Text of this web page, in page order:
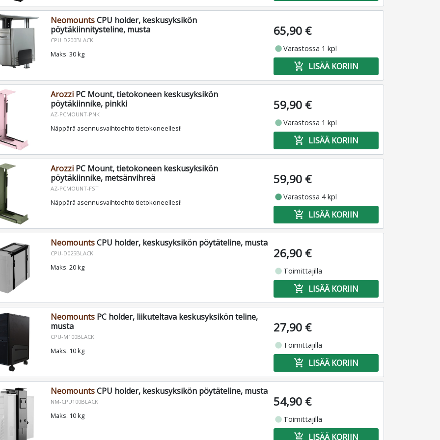
NeomountsCPU holder, keskusyksikön
pöytäkiinnitysteline, musta
CPU-D200BLACK
Maks. 30 kg
65,90 €
fiber_manual_recordVarastossa 1 kpl
add_shopping_cart LISÄÄ KORIIN
ArozziPC Mount, tietokoneen keskusyksikön
pöytäkiinnike, pinkki
AZ-PCMOUNT-PNK
Näppärä asennusvaihtoehto tietokoneellesi!
59,90 €
fiber_manual_recordVarastossa 1 kpl
add_shopping_cart LISÄÄ KORIIN
ArozziPC Mount, tietokoneen keskusyksikön
pöytäkiinnike, metsänvihreä
AZ-PCMOUNT-FST
Näppärä asennusvaihtoehto tietokoneellesi!
59,90 €
fiber_manual_recordVarastossa 4 kpl
add_shopping_cart LISÄÄ KORIIN
NeomountsCPU holder, keskusyksikön pöytäteline, musta
CPU-D025BLACK
Maks. 20 kg
26,90 €
fiber_manual_record Toimittajilla
add_shopping_cart LISÄÄ KORIIN
NeomountsPC holder, liikuteltava keskusyksikön teline,
musta
CPU-M100BLACK
Maks. 10 kg
27,90 €
fiber_manual_record Toimittajilla
add_shopping_cart LISÄÄ KORIIN
NeomountsCPU holder, keskusyksikön pöytäteline, musta
NM-CPU100BLACK
Maks. 10 kg
54,90 €
fiber_manual_record Toimittajilla
add_shopping_cart LISÄÄ KORIIN